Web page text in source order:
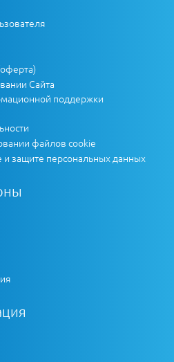
Сайта
поддержки
файлов cookie
защите персональных данных